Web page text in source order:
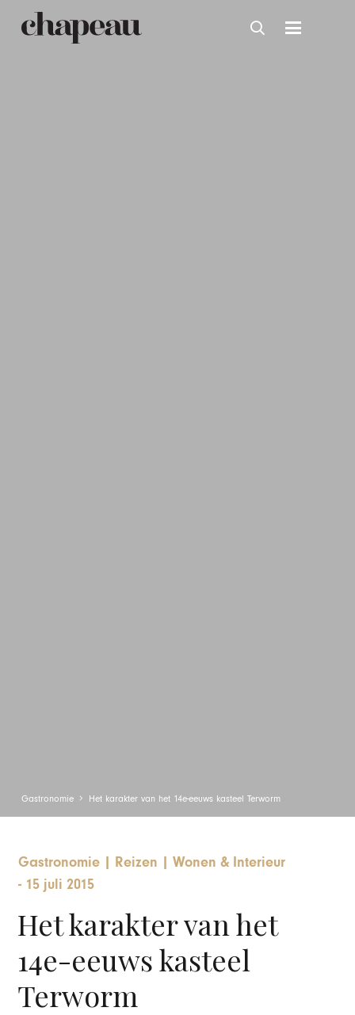
Gastronomie Het karakter van het 14e-eeuws kasteel Terworm
Gastronomie Reizen
Wonen & Interieur
- 15 juli 2015
Het karakter van het
14e-eeuws kasteel
Terworm